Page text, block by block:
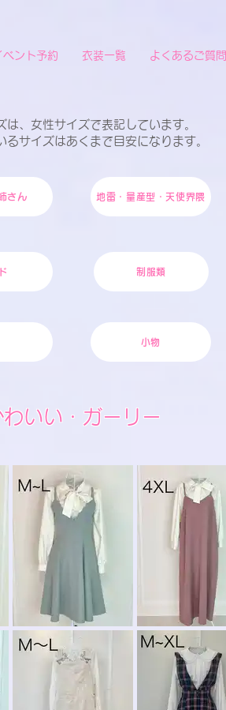
ベント予約 衣装一覧 よくあるご質問
は、女性サイズで表記しています。
るサイズはあくまで目安になります。
さん 地雷・量産型・天使界隈
制服類
小物
わいい・ガーリー